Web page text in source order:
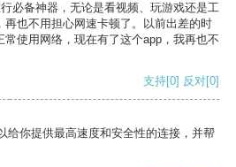
必备神器，无论是看视频、玩游戏还是工
也不用担心网速卡顿了。以前出差的时
使用网络，现在有了这个app，我再也不
支持[0] 反对[0]
给你提供最高速度和安全性的连接，并帮